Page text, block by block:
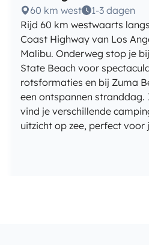
60 km west
1-3 dagen
Rijd 60 km westwaarts
Coast Highway van Los
Malibu. Onderweg stop je
State Beach voor
rotsformaties en bij Zuma
een ontspannen stranddag.
vind je verschillende
uitzicht op zee, perfect voor